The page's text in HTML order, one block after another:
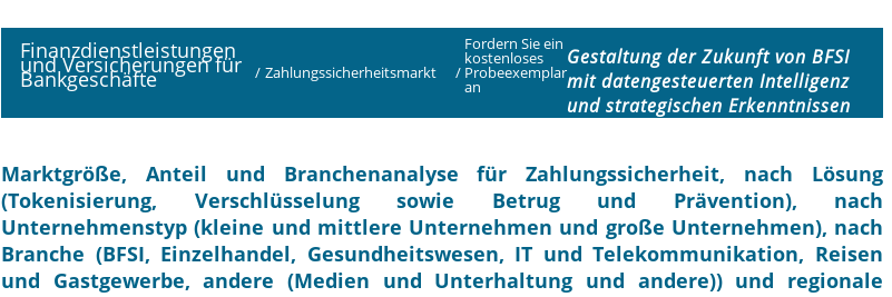
Finanzdienstleistungen
und Versicherungen für
Bankgeschäfte / Zahlungssicherheitsmarkt /
Fordern Sie ein
kostenloses
Probeexemplar
an
Gestaltung der Zukunft von BFSI
mit datengesteuerten Intelligenz
und strategischen Erkenntnissen
Marktgröße, Anteil und Branchenanalyse für Zahlungssicherheit, nach Lösung
(Tokenisierung, Verschlüsselung sowie Betrug und Prävention), nach
Unternehmenstyp (kleine und mittlere Unternehmen und große Unternehmen), nach
Branche (BFSI, Einzelhandel, Gesundheitswesen, IT und Telekommunikation, Reisen
und Gastgewerbe, andere (Medien und Unterhaltung und andere)) und regionale